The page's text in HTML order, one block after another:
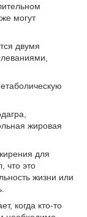
могут
двумя
жировая
для
что это
жизни или
когда кто-то